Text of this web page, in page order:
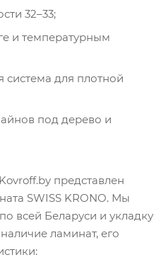
32–33;
и температурным
система для плотной
под дерево и
представлен
SWISS KRONO. Мы
всей Беларуси и укладку
ламинат, его